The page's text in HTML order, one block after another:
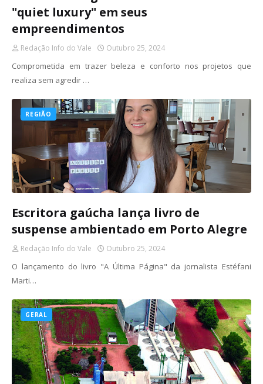
"quiet luxury" em seus
empreendimentos
Redação Info do Vale Outubro 25, 2024
Comprometida em trazer beleza e conforto nos projetos que
realiza sem agredir …
REGIÃO
Escritora gaúcha lança livro de
suspense ambientado em Porto Alegre
Redação Info do Vale Outubro 25, 2024
O lançamento do livro "A Última Página" da jornalista Estéfani
Marti…
GERAL